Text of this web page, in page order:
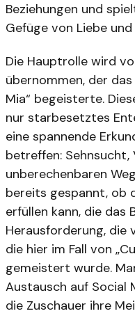
Beziehungen und
Gefüge von Liebe
Die Hauptrolle wird
übernommen, der
Mia“ begeisterte.
nur starbesetztes
eine spannende
betreffen: Sehnsucht,
unberechenbaren
bereits gespannt, ob
erfüllen kann, die das
Herausforderung,
die hier im Fall von
gemeistert wurde.
Austausch auf Social
die Zuschauer ihre